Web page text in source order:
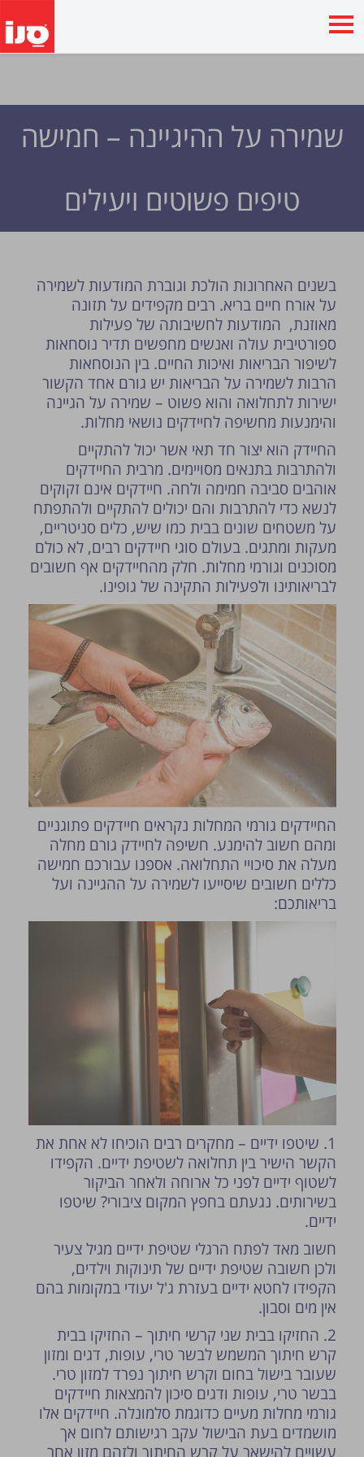
שמירה על ההיגיינה – חמישה
טיפים פשוטים ויעילים
בשנים האחרונות הולכת וגוברת המודעות לשמירה
על אורח חיים בריא. רבים מקפידים על תזונה
מאוזנת, המודעות לחשיבותה של פעילות
ספורטיבית עולה ואנשים מחפשים תדיר נוסחאות
לשיפור הבריאות ואיכות החיים. בין הנוסחאות
הרבות לשמירה על הבריאות יש גורם אחד הקשור
ישירות לתחלואה והוא פשוט – שמירה על הגיינה
והימנעות מחשיפה לחיידקים נושאי מחלות.
החיידק הוא יצור חד תאי אשר יכול להתקיים
ולהתרבות בתנאים מסויימים. מרבית החיידקים
אוהבים סביבה חמימה ולחה. חיידקים אינם זקוקים
לנשא כדי להתרבות והם יכולים להתקיים ולהתפתח
על משטחים שונים בבית כמו שיש, כלים סניטריים,
מעקות ומתגים. בעולם סוגי חיידקים רבים, לא כולם
מסוכנים וגורמי מחלות. חלק מהחיידקים אף חשובים
לבריאותינו ולפעילות התקינה של גופינו.
החיידקים גורמי המחלות נקראים חיידקים פתוגניים
ומהם חשוב להימנע. חשיפה לחיידק גורם מחלה
מעלה את סיכויי התחלואה. אספנו עבורכם חמישה
כללים חשובים שיסייעו לשמירה על ההגיינה ועל
בריאותכם:
1. שיטפו ידיים – מחקרים רבים הוכיחו לא אחת את
הקשר הישיר בין תחלואה לשטיפת ידיים. הקפידו
לשטוף ידיים לפני כל ארוחה ולאחר הביקור
בשירותים. נגעתם בחפץ המקום ציבורי? שיטפו
ידיים.
חשוב מאד לפתח הרגלי שטיפת ידיים מגיל צעיר
ולכן חשובה שטיפת ידיים של תינוקות וילדים,
הקפידו לחטא ידיים בעזרת ג'ל יעודי במקומות בהם
אין מים וסבון.
2. החזיקו בבית שני קרשי חיתוך – החזיקו בבית
קרש חיתוך המשמש לבשר טרי, עופות, דגים ומזון
שעובר בישול בחום וקרש חיתוך נפרד למזון טרי.
בבשר טרי, עופות ודגים סיכון להמצאות חיידקים
גורמי מחלות מעיים כדוגמת סלמונלה. חיידקים אלו
מושמדים בעת הבישול עקב רגישותם לחום אך
עשויים להישאר על קרש החיתוך ולזהם מזון אחר
פרסום הטיפ מותנה לשיקול מנהל האתר.